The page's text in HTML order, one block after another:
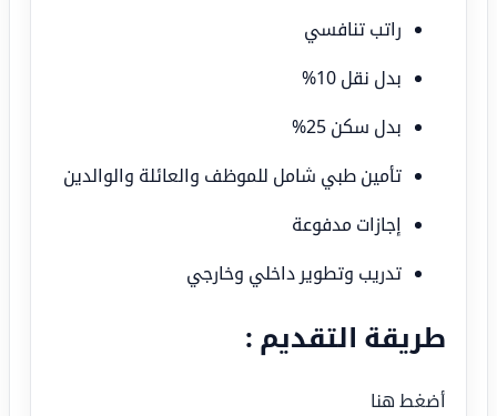
راتب تنافسي
بدل نقل 10%
بدل سكن 25%
تأمين طبي شامل للموظف والعائلة والوالدين
إجازات مدفوعة
تدريب وتطوير داخلي وخارجي
طريقة التقديم :
أضغط هنا